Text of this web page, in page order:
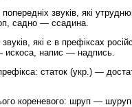
звуків, які
садно — ссадина.
які є в префіксах
искоса, напис — надпись.
статок (укр.) —
кореневого: шруп —